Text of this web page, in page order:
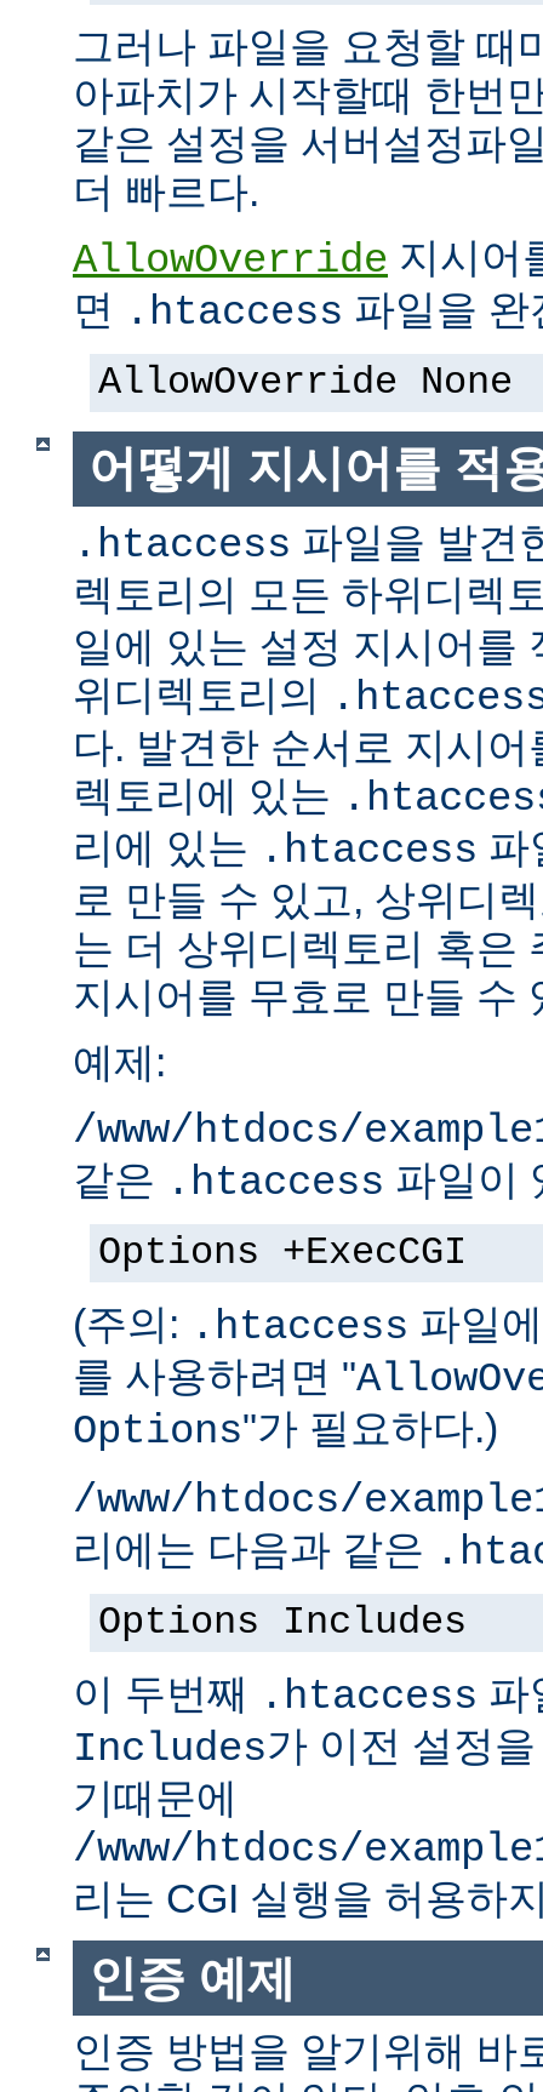
그러나 파일을 요청할 때
아파치가 시작할때 한번
같은 설정을 서버설정파
더 빠르다.
AllowOverride 지시어
면 .htaccess 파일을
AllowOverride None
어떻게 지시어를 적
.htaccess 파일을 발견
렉토리의 모든 하위디렉
일에 있는 설정 지시어를
위디렉토리의
다. 발견한 순서로 지시
렉토리에 있는
리에 있는 .htaccess 파
로 만들 수 있고, 상위디
는 더 상위디렉토리 혹은
지시어를 무효로 만들 수
예제:
/www/htdocs/
같은 .htaccess 파일이
Options +ExecCGI
(주의: .htaccess 파일
를 사용하려면 "
Options"가 필요하다.)
/www/htdocs/
리에는 다음과 같은
Options Includes
이 두번째 .htaccess
Includes가 이전 설정
기때문에
/www/htdocs/
리는 CGI 실행을 허용하
인증 예제
인증 방법을 알기위해 바